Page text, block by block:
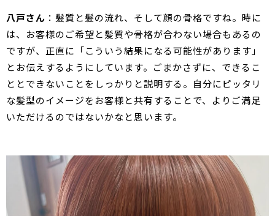
八戸さん ：髪質と髪の流れ、そして顔の骨格ですね。時に
は、お客様のご希望と髪質や骨格が合わない場合もあるの
ですが、正直に「こういう結果になる可能性があります」
とお伝えするようにしています。ごまかさずに、できるこ
ととできないことをしっかりと説明する。自分にピッタリ
な髪型のイメージをお客様と共有することで、よりご満足
いただけるのではないかなと思います。